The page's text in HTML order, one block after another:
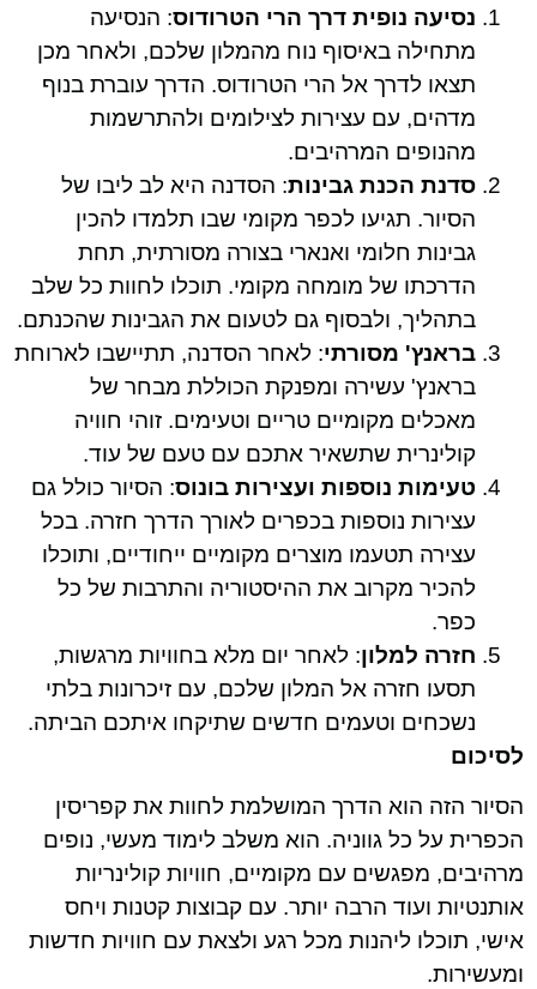
נסיעה נופית דרך הרי הטרודוס: הנסיעה
מתחילה באיסוף נוח מהמלון שלכם, ולאחר מכן
תצאו לדרך אל הרי הטרודוס. הדרך עוברת בנוף
מדהים, עם עצירות לצילומים ולהתרשמות
מהנופים המרהיבים.
סדנת הכנת גבינות: הסדנה היא לב ליבו של
הסיור. תגיעו לכפר מקומי שבו תלמדו להכין
גבינות חלומי ואנארי בצורה מסורתית, תחת
הדרכתו של מומחה מקומי. תוכלו לחוות כל שלב
בתהליך, ולבסוף גם לטעום את הגבינות שהכנתם.
בראנץ' מסורתי: לאחר הסדנה, תתיישבו לארוחת
בראנץ' עשירה ומפנקת הכוללת מבחר של
מאכלים מקומיים טריים וטעימים. זוהי חוויה
קולינרית שתשאיר אתכם עם טעם של עוד.
טעימות נוספות ועצירות בונוס: הסיור כולל גם
עצירות נוספות בכפרים לאורך הדרך חזרה. בכל
עצירה תטעמו מוצרים מקומיים ייחודיים, ותוכלו
להכיר מקרוב את ההיסטוריה והתרבות של כל
כפר.
חזרה למלון: לאחר יום מלא בחוויות מרגשות,
תסעו חזרה אל המלון שלכם, עם זיכרונות בלתי
נשכחים וטעמים חדשים שתיקחו איתכם הביתה.
לסיכום
הסיור הזה הוא הדרך המושלמת לחוות את קפריסין
הכפרית על כל גווניה. הוא משלב לימוד מעשי, נופים
מרהיבים, מפגשים עם מקומיים, חוויות קולינריות
אותנטיות ועוד הרבה יותר. עם קבוצות קטנות ויחס
אישי, תוכלו ליהנות מכל רגע ולצאת עם חוויות חדשות
ומעשירות.